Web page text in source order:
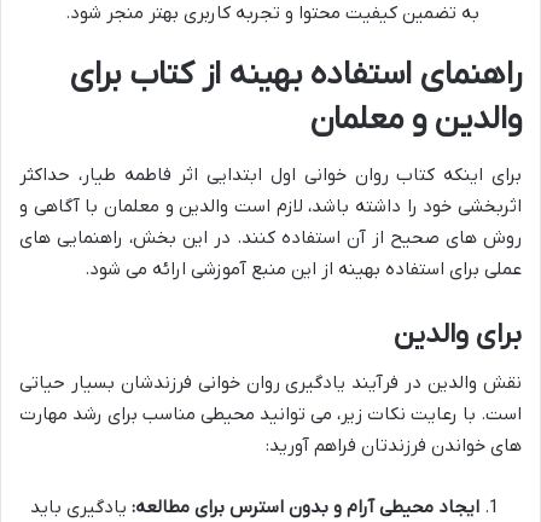
به تضمین کیفیت محتوا و تجربه کاربری بهتر منجر شود.
راهنمای استفاده بهینه از کتاب برای
والدین و معلمان
برای اینکه کتاب روان خوانی اول ابتدایی اثر فاطمه طیار، حداکثر
اثربخشی خود را داشته باشد، لازم است والدین و معلمان با آگاهی و
روش های صحیح از آن استفاده کنند. در این بخش، راهنمایی های
عملی برای استفاده بهینه از این منبع آموزشی ارائه می شود.
برای والدین
نقش والدین در فرآیند یادگیری روان خوانی فرزندشان بسیار حیاتی
است. با رعایت نکات زیر، می توانید محیطی مناسب برای رشد مهارت
های خواندن فرزندتان فراهم آورید:
ایجاد محیطی آرام و بدون استرس برای مطالعه: یادگیری باید